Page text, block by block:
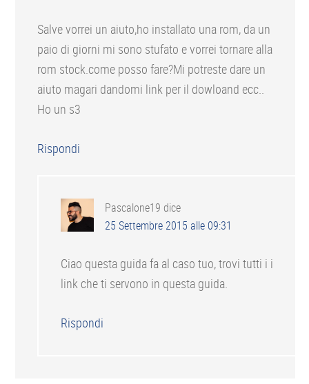
Salve vorrei un aiuto,ho installato una rom, da un
paio di giorni mi sono stufato e vorrei tornare alla
rom stock.come posso fare?Mi potreste dare un
aiuto magari dandomi link per il dowloand ecc..
Ho un s3
Rispondi
Pascalone19 dice
25 Settembre 2015 alle 09:31
Ciao questa guida fa al caso tuo, trovi tutti i i
link che ti servono in questa guida.
Rispondi